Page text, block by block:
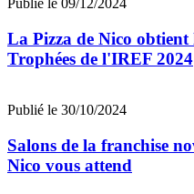
La Pizza de Nico
Trophées de l'IREF 2024
Publié le 30/10/2024
Salons de la franchise
Nico vous attend